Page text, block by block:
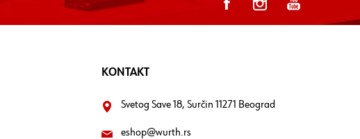
KONTAKT
Svetog Save 18, Surčin 11271 Beograd
eshop@wurth.rs